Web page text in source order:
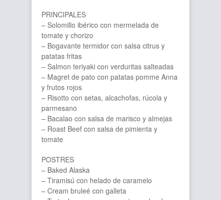
PRINCIPALES
– Solomillo ibérico con mermelada de
tomate y chorizo
– Bogavante termidor con salsa citrus y
patatas fritas
– Salmon teriyaki con verduritas salteadas
– Magret de pato con patatas pomme Anna
y frutos rojos
– Risotto con setas, alcachofas, rúcola y
parmesano
– Bacalao con salsa de marisco y almejas
– Roast Beef con salsa de pimienta y
tomate
POSTRES
– Baked Alaska
– Tiramisú con helado de caramelo
– Cream bruleé con galleta